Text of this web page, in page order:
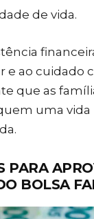
de vida.
e ao cuidado
que as
uma vida
PARA
BOLSA